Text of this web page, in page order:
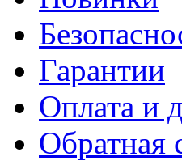
Гарантии
Оплата и
Обратная